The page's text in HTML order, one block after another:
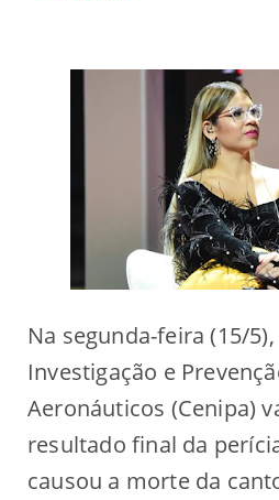
Na segunda-feira (15/
Investigação e
Aeronáuticos (Cenipa)
resultado final da
causou a morte da